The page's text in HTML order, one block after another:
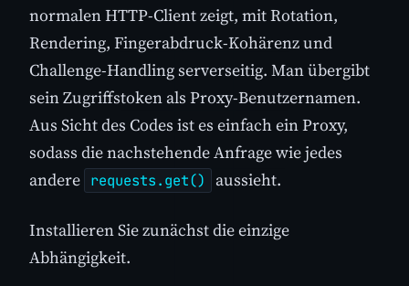
normalen HTTP-Client zeigt, mit Rotation,
Rendering, Fingerabdruck-Kohärenz und
Challenge-Handling serverseitig. Man übergibt
sein Zugriffstoken als Proxy-Benutzernamen.
Aus Sicht des Codes ist es einfach ein Proxy,
sodass die nachstehende Anfrage wie jedes
andere requests.get() aussieht.
Installieren Sie zunächst die einzige
Abhängigkeit.